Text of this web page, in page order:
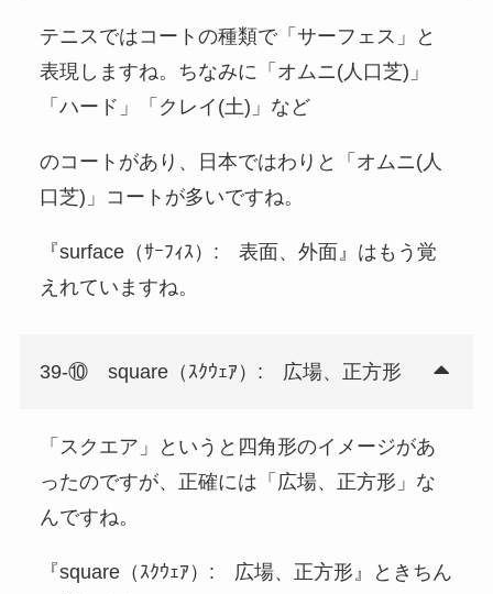
テニスではコートの種類で「サーフェス」と
表現しますね。ちなみに「オムニ(人口芝)」
「ハード」「クレイ(土)」など
のコートがあり、日本ではわりと「オムニ(人
口芝)」コートが多いですね。
『surface（ｻｰﾌｨｽ）: 表面、外面』はもう覚
えれていますね。
39-⑩ square（ｽｸｳｪｱ）: 広場、正方形
「スクエア」というと四角形のイメージがあ
ったのですが、正確には「広場、正方形」な
んですね。
『square（ｽｸｳｪｱ）: 広場、正方形』ときちん